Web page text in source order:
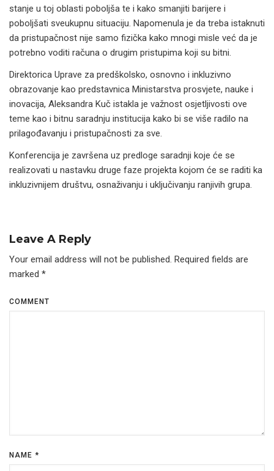
stanje u toj oblasti poboljša te i kako smanjiti barijere i
poboljšati sveukupnu situaciju. Napomenula je da treba istaknuti
da pristupačnost nije samo fizička kako mnogi misle već da je
potrebno voditi računa o drugim pristupima koji su bitni.
Direktorica Uprave za predškolsko, osnovno i inkluzivno
obrazovanje kao predstavnica Ministarstva prosvjete, nauke i
inovacija, Aleksandra Kuč istakla je važnost osjetljivosti ove
teme kao i bitnu saradnju institucija kako bi se više radilo na
prilagođavanju i pristupačnosti za sve.
Konferencija je završena uz predloge saradnji koje će se
realizovati u nastavku druge faze projekta kojom će se raditi ka
inkluzivnijem društvu, osnaživanju i uključivanju ranjivih grupa.
Leave A Reply
Your email address will not be published. Required fields are
marked *
COMMENT
NAME *